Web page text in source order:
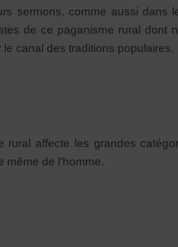
sermons, comme aussi dans
de ce paganisme rural dont
canal des traditions populaires.
rural affecte les grandes
même de l'homme.